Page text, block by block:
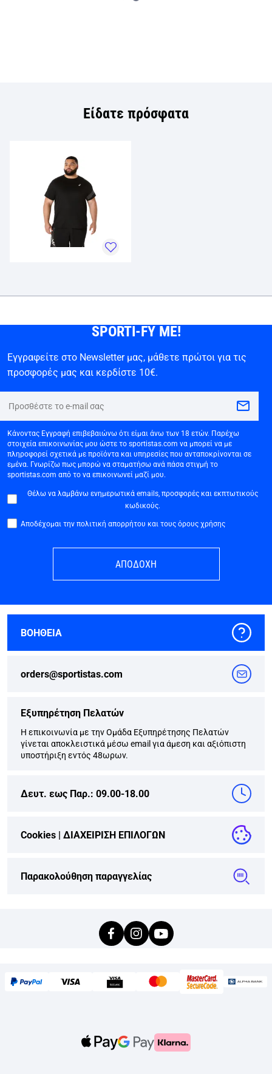
Είδατε πρόσφατα
SPORTI-FY ME!
Εγγραφείτε στο Newsletter μας, μάθετε πρώτοι για τις
προσφορές μας και κερδίστε 10€.
Κάνοντας Εγγραφή επιβεβαιώνω ότι είμαι άνω των 18 ετών. Παρέχω
στοιχεία επικοινωνίας μου ώστε το sportistas.com να μπορεί να με
πληροφορεί σχετικά με προϊόντα και υπηρεσίες που ανταποκρίνονται σε
εμένα. Γνωρίζω πως μπορώ να σταματήσω ανά πάσα στιγμή το
sportistas.com από το να επικοινωνεί μαζί μου.
Θέλω να λαμβάνω ενημερωτικά emails, προσφορές και εκπτωτικούς
κωδικούς.
Αποδέχομαι την πολιτική απορρήτου και τους όρους χρήσης
ΑΠΟΔΟΧΗ
ΒΟΗΘΕΙΑ
orders@sportistas.com
Εξυπηρέτηση Πελατών
Η επικοινωνία με την Ομάδα Εξυπηρέτησης Πελατών
γίνεται αποκλειστικά μέσω email για άμεση και αξιόπιστη
υποστήριξη εντός 48ωρων.
Δευτ. εως Παρ.: 09.00-18.00
Cookies | ΔΙΑΧΕΙΡΙΣΗ ΕΠΙΛΟΓΩΝ
Παρακολούθηση παραγγελίας